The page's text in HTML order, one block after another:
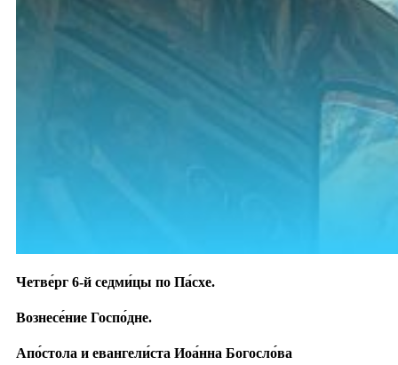
Четве́рг 6-й седми́цы по Па́схе.
Вознесе́ние Госпо́дне.
Апо́стола и евангели́ста Иоа́нна Богосло́ва